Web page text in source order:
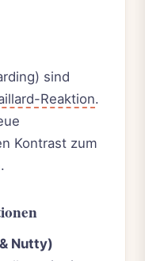
sind
Reaktion.
Kontrast zum
Nutty)